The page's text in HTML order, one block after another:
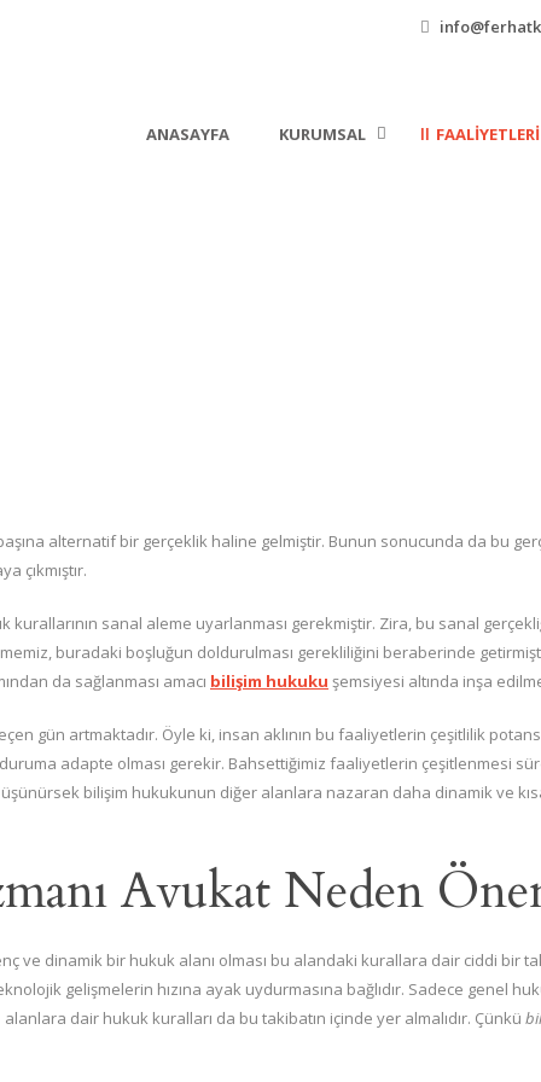
ANASAYFA KURUMSAL
alternatif bir gerçeklik haline gelmiştir. Bunun sonucunda da bu
çıkmıştır.
sanal aleme uyarlanması gerekmiştir. Zira, bu sanal
buradaki boşluğun doldurulması gerekliliğini beraberinde
da sağlanması amacı bilişim hukuku şemsiyesi altında inşa
gün artmaktadır. Öyle ki, insan aklının bu faaliyetlerin çeşitlilik
adapte olması gerekir. Bahsettiğimiz faaliyetlerin çeşitlenmesi
bilişim hukukunun diğer alanlara nazaran daha dinamik ve
Avukat Neden
ve dinamik bir hukuk alanı olması bu alandaki kurallara dair ciddi bir
gelişmelerin hızına ayak uydurmasına bağlıdır. Sadece genel
dair hukuk kuralları da bu takibatın içinde yer almalıdır. Çünkü